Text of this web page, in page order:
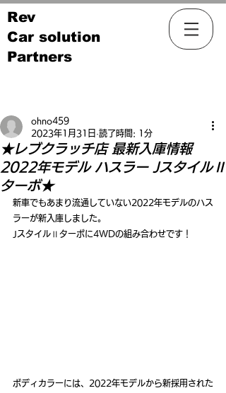
Rev
Car solution
Partners
★レブクラッチ店 最新入庫情報
2022年モデル ハスラー JスタイルⅡ
ターボ★
ohno459
2023年1月31日 読了時間: 1分
新車でもあまり流通していない2022年モデルのハス
ラーが新入庫しました。
JスタイルⅡターボに4WDの組み合わせです！
ボディカラーには、2022年モデルから新採用された